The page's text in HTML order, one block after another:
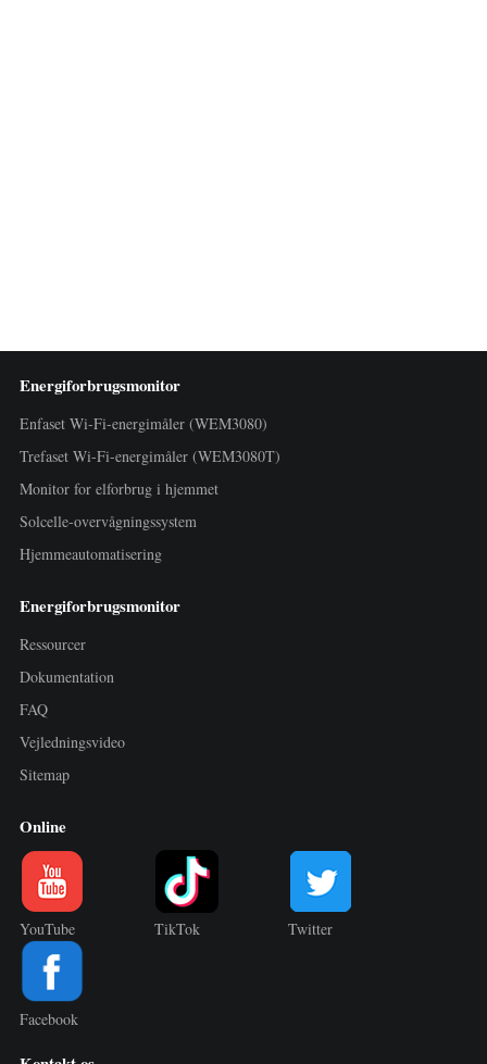
Energiforbrugsmonitor
Enfaset Wi-Fi-energimåler (WEM3080)
Trefaset Wi-Fi-energimåler (WEM3080T)
Monitor for elforbrug i hjemmet
Solcelle-overvågningssystem
Hjemmeautomatisering
Energiforbrugsmonitor
Ressourcer
Dokumentation
FAQ
Vejledningsvideo
Sitemap
Online
YouTube TikTok Twitter
Facebook